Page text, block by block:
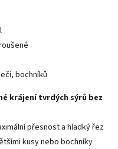
bochníků
krájení tvrdých sýrů bez
přesnost a hladký řez
kusy nebo bochníky